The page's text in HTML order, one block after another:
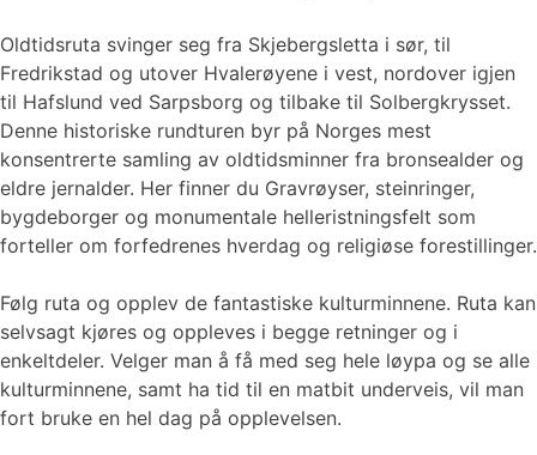
Oldtidsruta svinger seg fra Skjebergsletta i sør, til
Fredrikstad og utover Hvalerøyene i vest, nordover igjen
til Hafslund ved Sarpsborg og tilbake til Solbergkrysset.
Denne historiske rundturen byr på Norges mest
konsentrerte samling av oldtidsminner fra bronsealder og
eldre jernalder. Her finner du Gravrøyser, steinringer,
bygdeborger og monumentale helleristningsfelt som
forteller om forfedrenes hverdag og religiøse forestillinger.
Følg ruta og opplev de fantastiske kulturminnene. Ruta kan
selvsagt kjøres og oppleves i begge retninger og i
enkeltdeler. Velger man å få med seg hele løypa og se alle
kulturminnene, samt ha tid til en matbit underveis, vil man
fort bruke en hel dag på opplevelsen.